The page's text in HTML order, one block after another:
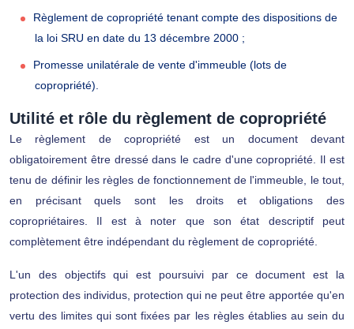
Règlement de copropriété tenant compte des dispositions de
la loi SRU en date du 13 décembre 2000 ;
Promesse unilatérale de vente d'immeuble (lots de
copropriété).
Utilité et rôle du règlement de copropriété
Le règlement de copropriété est un document devant
obligatoirement être dressé dans le cadre d'une copropriété. Il est
tenu de définir les règles de fonctionnement de l'immeuble, le tout,
en précisant quels sont les droits et obligations des
copropriétaires. Il est à noter que son état descriptif peut
complètement être indépendant du règlement de copropriété.
L'un des objectifs qui est poursuivi par ce document est la
protection des individus, protection qui ne peut être apportée qu'en
vertu des limites qui sont fixées par les règles établies au sein du